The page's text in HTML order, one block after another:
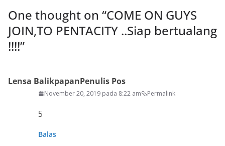
One thought on “COME ON GUYS
JOIN,TO PENTACITY ..Siap bertualang
!!!!”
Lensa BalikpapanPenulis Pos
November 20, 2019 pada 8:22 am Permalink
5
Balas